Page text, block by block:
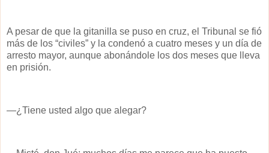
A pesar de que la gitanilla se puso en cruz, el Tribunal se fió
más de los “civiles” y la condenó a cuatro meses y un día de
arresto mayor, aunque abonándole los dos meses que lleva
en prisión.
—¿Tiene usted algo que alegar?